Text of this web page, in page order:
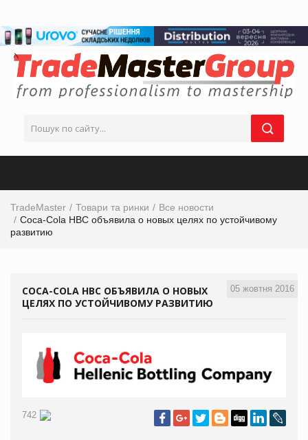
TradeMaster Товари та ринки
Все новости
Coca-Cola HBC объявила о новых целях по устойчивому
развитию
05 жовтня 2016
COCA-COLA HBC ОБЪЯВИЛА О НОВЫХ
ЦЕЛЯХ ПО УСТОЙЧИВОМУ РАЗВИТИЮ
742